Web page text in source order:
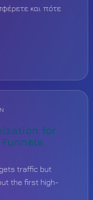
και πότε
for
traffic but
the first high-